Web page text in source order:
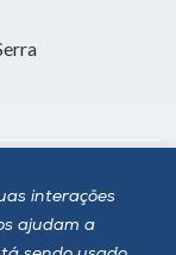
interações
ajudam a